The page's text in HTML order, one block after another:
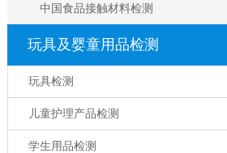
中国食品接触材料检测
玩具及婴童用品检测
玩具检测
儿童护理产品检测
学生用品检测